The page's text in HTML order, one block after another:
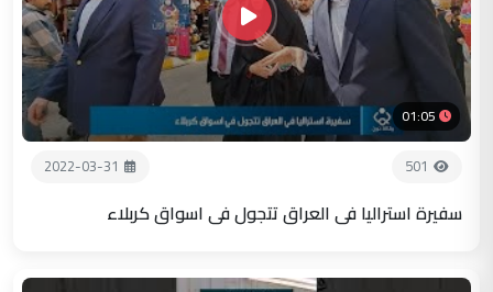
01:05
501
2022-03-31
سفيرة استراليا في العراق تتجول في اسواق كربلاء